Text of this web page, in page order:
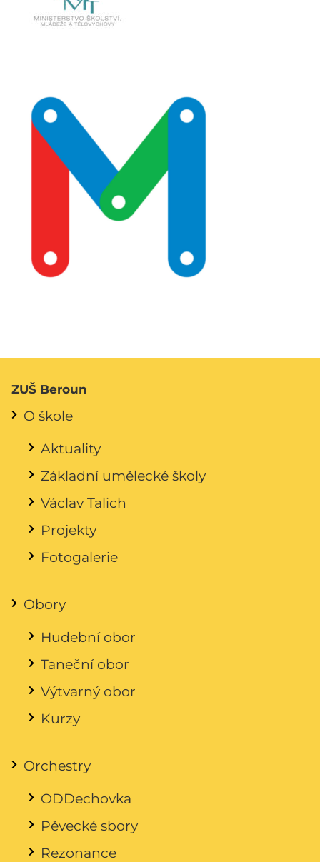
ZUŠ Beroun
O škole
Aktuality
Základní umělecké školy
Václav Talich
Projekty
Fotogalerie
Obory
Hudební obor
Taneční obor
Výtvarný obor
Kurzy
Orchestry
ODDechovka
Pěvecké sbory
Rezonance